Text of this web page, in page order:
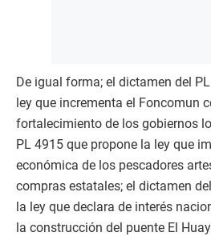
De igual forma; el dictamen del
ley que incrementa el Foncomun
fortalecimiento de los gobiernos
PL 4915 que propone la ley que
económica de los pescadores
compras estatales; el dictamen
la ley que declara de interés
la construcción del puente El